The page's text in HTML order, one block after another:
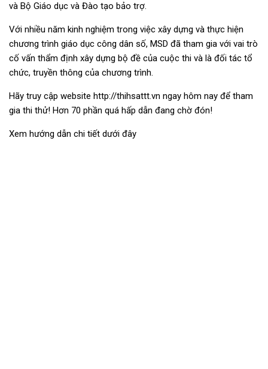
và Bộ Giáo dục và Đào tạo bảo trợ.
Với nhiều năm kinh nghiệm trong việc xây dựng và thực hiện
chương trình giáo dục công dân số, MSD đã tham gia với vai trò
cố vấn thẩm định xây dựng bộ đề của cuộc thi và là đối tác tổ
chức, truyền thông của chương trình.
Hãy truy cập website http://thihsattt.vn ngay hôm nay để tham
gia thi thử! Hơn 70 phần quá hấp dẫn đang chờ đón!
Xem hướng dẫn chi tiết dưới đây